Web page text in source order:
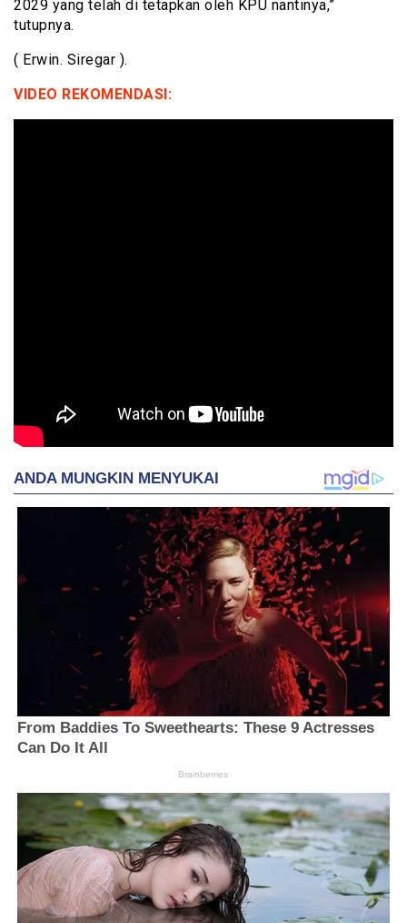
2029 yang telah di tetapkan oleh KPU nantinya,”
tutupnya.
( Erwin. Siregar ).
VIDEO REKOMENDASI: